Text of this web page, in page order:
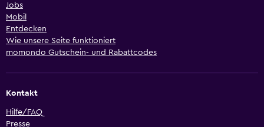
Jobs
Mobil
Entdecken
Wie unsere Seite funktioniert
momondo Gutschein- und Rabattcodes
Kontakt
Hilfe/FAQ
Presse